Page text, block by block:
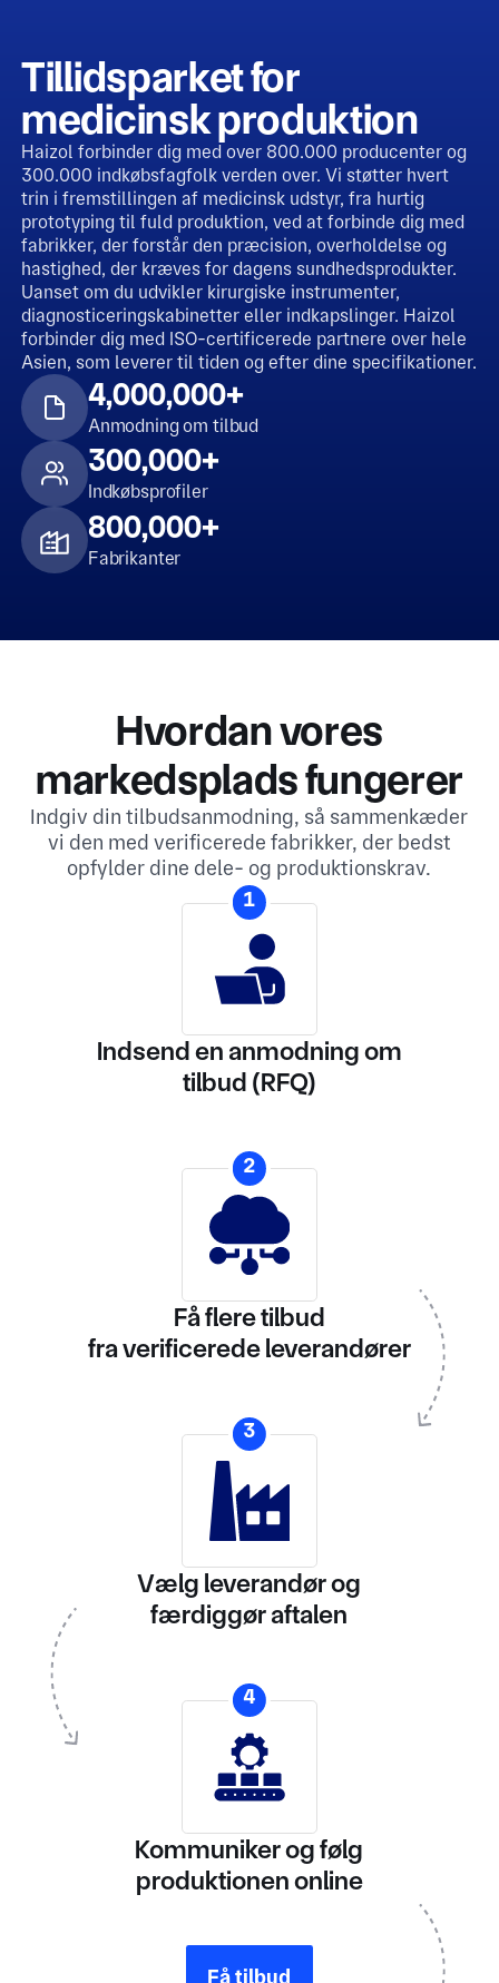
Tillidsparket for
medicinsk produktion
Haizol forbinder dig med over 800.000 producenter og
300.000 indkøbsfagfolk verden over. Vi støtter hvert
trin i fremstillingen af medicinsk udstyr, fra hurtig
prototyping til fuld produktion, ved at forbinde dig med
fabrikker, der forstår den præcision, overholdelse og
hastighed, der kræves for dagens sundhedsprodukter.
Uanset om du udvikler kirurgiske instrumenter,
diagnosticeringskabinetter eller indkapslinger. Haizol
forbinder dig med ISO-certificerede partnere over hele
Asien, som leverer til tiden og efter dine specifikationer.
4,000,000+
Anmodning om tilbud
300,000+
Indkøbsprofiler
800,000+
Fabrikanter
Hvordan vores
markedsplads fungerer
Indgiv din tilbudsanmodning, så sammenkæder
vi den med verificerede fabrikker, der bedst
opfylder dine dele- og produktionskrav.
1
Indsend en anmodning om
tilbud (RFQ)
2
Få flere tilbud
fra verificerede leverandører
3
Vælg leverandør og
færdiggør aftalen
4
Kommuniker og følg
produktionen online
Få tilbud